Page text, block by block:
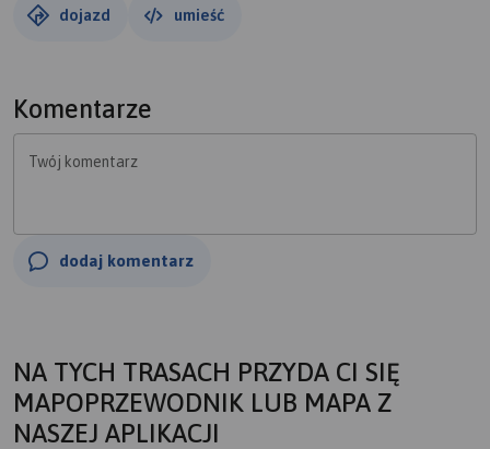
Przebiega w większości po leśnych drogach i ścieżkach
dojazd umieść
Komentarze
Twój komentarz
dodaj komentarz
NA TYCH TRASACH PRZYDA CI SIĘ
MAPOPRZEWODNIK LUB MAPA Z
NASZEJ APLIKACJI